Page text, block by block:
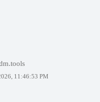
11:46:53 PM